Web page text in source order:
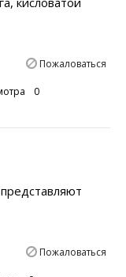
Пожаловаться
0
Пожаловаться